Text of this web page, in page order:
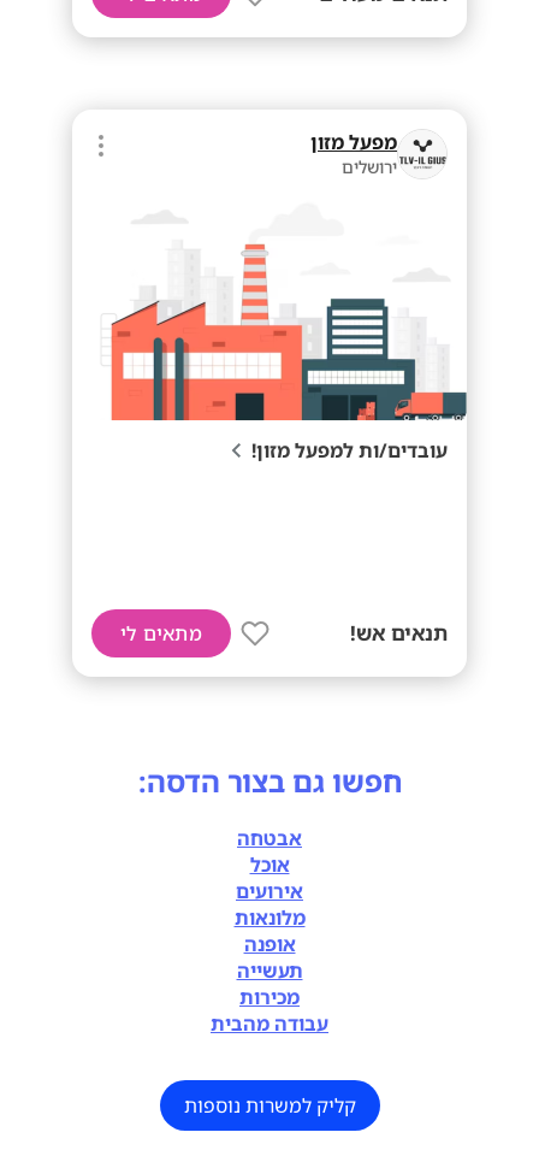
מפעל מזון
ירושלים
עובדים/ות למפעל מזון!
תנאים אש! מתאים לי
חפשו גם בצור הדסה:
אבטחה
אוכל
אירועים
מלונאות
אופנה
תעשייה
מכירות
עבודה מהבית
קליק למשרות נוספות